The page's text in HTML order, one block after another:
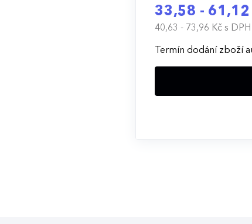
33,58 - 61,12
40,63 - 73,96 Kčs DPH
Termín dodání zboží